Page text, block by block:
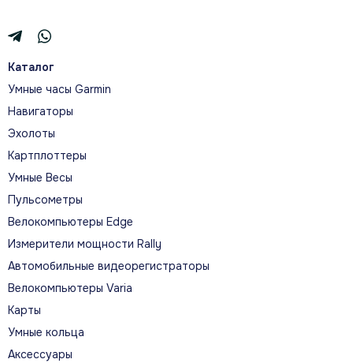
Каталог
Умные часы Garmin
Навигаторы
Эхолоты
Картплоттеры
Умные Весы
Пульсометры
Велокомпьютеры Edge
Измерители мощности Rally
Автомобильные видеорегистраторы
Велокомпьютеры Varia
Карты
Умные кольца
Аксессуары